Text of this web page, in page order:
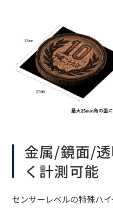
金属/鏡面/
く計測可能
センサーレベルの特殊ハ